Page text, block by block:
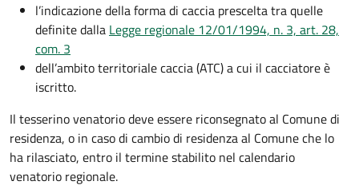
l’indicazione della forma di caccia prescelta tra quelle
definite dalla Legge regionale 12/01/1994, n. 3, art. 28,
com. 3
dell’ambito territoriale caccia (ATC) a cui il cacciatore è
iscritto.
Il tesserino venatorio deve essere riconsegnato al Comune di
residenza, o in caso di cambio di residenza al Comune che lo
ha rilasciato, entro il termine stabilito nel calendario
venatorio regionale.